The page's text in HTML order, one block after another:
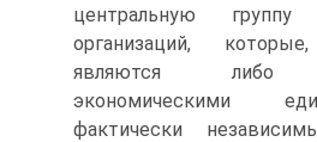
центральную
организаций,
являются либо
экономическими
фактически